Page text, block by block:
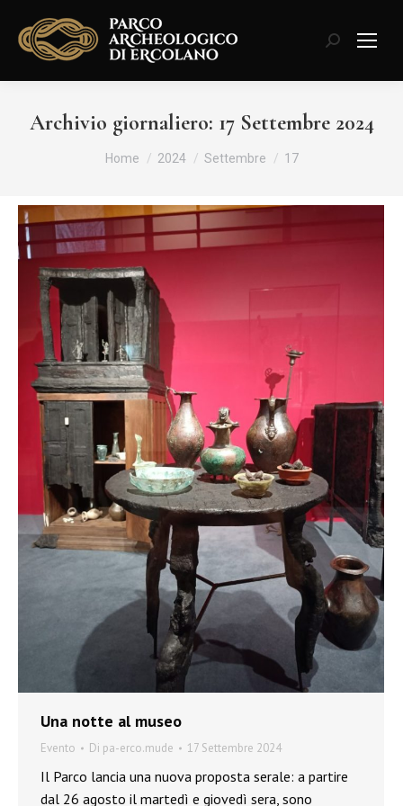
Cerca:
Archivio giornaliero: 17 Settembre 2024
Tu sei qui:
Home 2024 Settembre 17
Una notte al museo
Evento Di pa-erco.mude 17 Settembre 2024
Il Parco lancia una nuova proposta serale: a partire
dal 26 agosto il martedì e giovedì sera, sono